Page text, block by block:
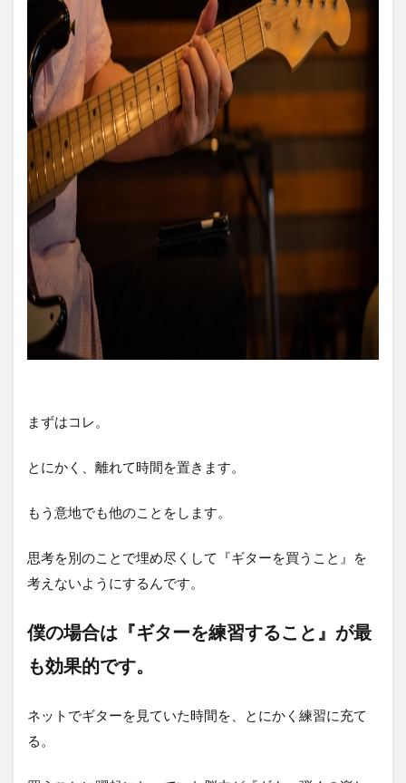
まずはコレ。
とにかく、離れて時間を置きます。
もう意地でも他のことをします。
思考を別のことで埋め尽くして『ギターを買うこと』を
考えないようにするんです。
僕の場合は『ギターを練習すること』が最
も効果的です。
ネットでギターを見ていた時間を、とにかく練習に充て
る。